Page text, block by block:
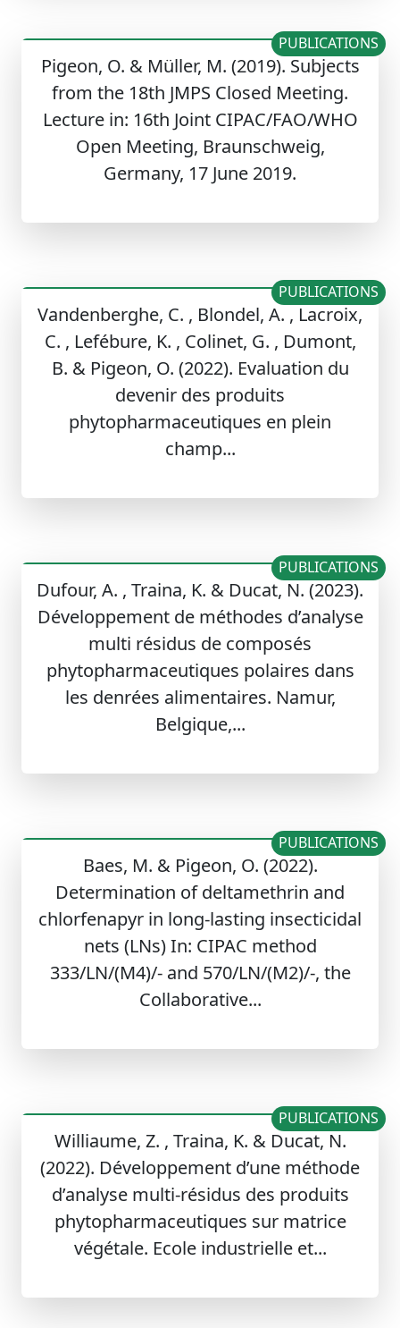
Pigeon, O. & Müller, M. (2019). Subjects
from the 18th JMPS Closed Meeting.
Lecture in: 16th Joint CIPAC/FAO/WHO
Open Meeting, Braunschweig,
Germany, 17 June 2019.
PUBLICATIONS
Vandenberghe, C. , Blondel, A. , Lacroix,
C. , Lefébure, K. , Colinet, G. , Dumont,
B. & Pigeon, O. (2022). Evaluation du
devenir des produits
phytopharmaceutiques en plein
champ...
PUBLICATIONS
Dufour, A. , Traina, K. & Ducat, N. (2023).
Développement de méthodes d’analyse
multi résidus de composés
phytopharmaceutiques polaires dans
les denrées alimentaires. Namur,
Belgique,...
PUBLICATIONS
Baes, M. & Pigeon, O. (2022).
Determination of deltamethrin and
chlorfenapyr in long-lasting insecticidal
nets (LNs) In: CIPAC method
333/LN/(M4)/- and 570/LN/(M2)/-, the
Collaborative...
PUBLICATIONS
Williaume, Z. , Traina, K. & Ducat, N.
(2022). Développement d’une méthode
d’analyse multi-résidus des produits
phytopharmaceutiques sur matrice
végétale. Ecole industrielle et...
PUBLICATIONS